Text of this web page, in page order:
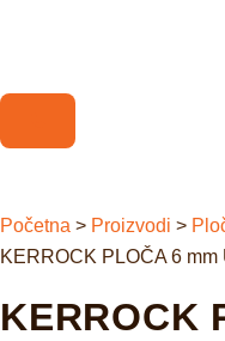
Početna > Proizvodi >
KERROCK PLOČA 6
KERROCK